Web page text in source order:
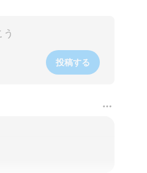
投稿する